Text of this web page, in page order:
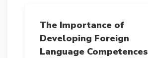
The Importance of
Developing Foreign
Language Competences